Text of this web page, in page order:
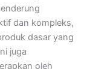
dan kompleks,
dasar yang
juga
oleh